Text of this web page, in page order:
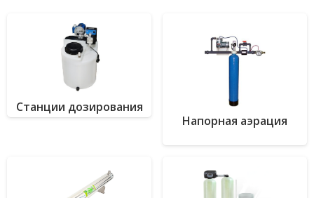
Станции дозирования
Напорная аэрация